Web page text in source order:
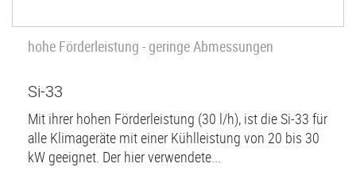
hohe Förderleistung - geringe Abmessungen
Si-33
Mit ihrer hohen Förderleistung (30 l/h), ist die Si-33 für
alle Klimageräte mit einer Kühlleistung von 20 bis 30
kW geeignet. Der hier verwendete...